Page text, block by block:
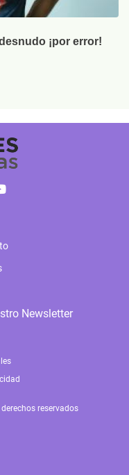
¡por error!
Newsletter
reservados